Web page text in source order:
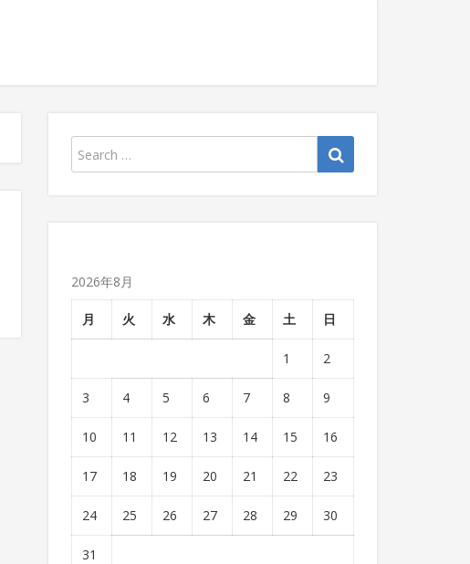
2026年8月
月 火 水 木 金 土 日
1 2
3 4 5 6 7 8 9
10 11 12 13 14 15 16
17 18 19 20 21 22 23
24 25 26 27 28 29 30
31